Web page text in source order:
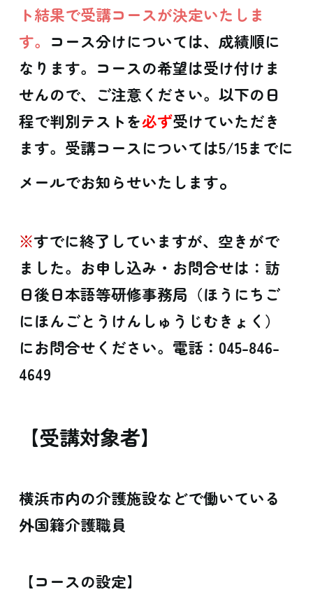
ト結果で受講コースが決定いたしま
す。 コース分けについては、成績順に
なります。コースの希望は受け付けま
せんので、ご注意ください。以下の日
程で判別テストを必ず受けていただき
ます。受講コースについては5/15までに
メールでお知らせいたします。
※すでに終了していますが、空きがで
ました。お申し込み・お問合せは：訪
日後日本語等研修事務局（ほうにちご
にほんごとうけんしゅうじむきょく）
にお問合せください。電話：045-846-
4649
【受講対象者】
横浜市内の介護施設などで働いている
外国籍介護職員
【コースの設定】